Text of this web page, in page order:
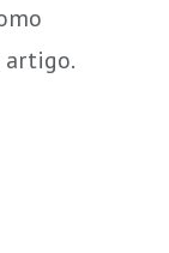
artigo.